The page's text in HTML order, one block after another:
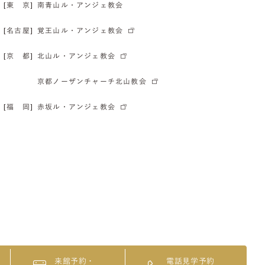
[東 京] 南青山ル・アンジェ教会
[名古屋] 覚王山ル・アンジェ教会
[京 都] 北山ル・アンジェ教会
京都ノーザンチャーチ北山教会
[福 岡] 赤坂ル・アンジェ教会
来館予約・ 電話見学予約